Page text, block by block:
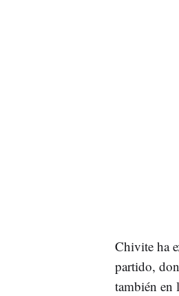
Chivite ha
partido,
también en